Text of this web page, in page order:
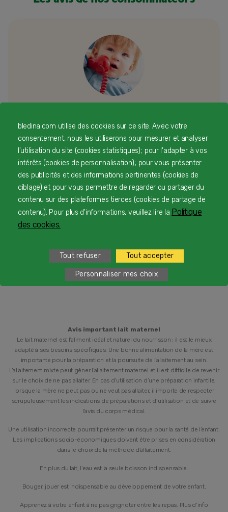
Besoin d’échanger ou d’un conseil
personnalisé
Une équipe d’experts en nutrition infantile rien que
pour vous 24/7 gratuitement
Service et appel gratuits en France hors collectivités
du lundi au vendredi de 9h à 19h et samedi de 9h à 18h
Avis important lait maternel
Le lait maternel est l’aliment idéal et naturel du nourrisson : il est le mieux
adapté à ses besoins spécifiques. Une bonne alimentation de la mère est
importante pour la préparation et la poursuite de l’allaitement au sein.
L’allaitement mixte peut gêner l’allaitement maternel et il est difficile de revenir
sur le choix de ne pas allaiter. En cas d’utilisation d’une préparation infantile,
lorsque la mère ne peut pas ou ne veut pas allaiter, il importe de respecter
scrupuleusement les indications de préparations et d’utilisation et de suivre
l’avis du corps médical.
Une utilisation incorrecte pourrait présenter un risque pour la santé de l’enfant.
Les implications socio-économiques doivent être prises en considération
dans le choix de la méthode d’allaitement.
En plus du lait, l’eau est la seule boisson indispensable.
Bouger, jouer est indispensable au développement de votre enfant.
Apprenez à votre enfant à ne pas grignoter entre les repas. Plus d’info
bledina.com utilise des cookies sur ce site. Avec votre
consentement, nous les utiliserons pour mesurer et analyser
l'utilisation du site (cookies statistiques) ; pour l'adapter à vos
intérêts (cookies de personnalisation) ; pour vous présenter
des publicités et des informations pertinentes (cookies de
ciblage) et pour vous permettre de regarder ou partager du
contenu sur des plateformes tierces (cookies de partage de
contenu). Pour plus d'informations, veuillez lire la Politique
des cookies.
Tout refuser Tout accepter
Personnaliser mes choix